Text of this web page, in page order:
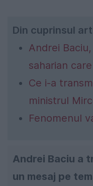
Din cuprinsul
Andrei
saharian
Ce i-a
ministrul
Fenomenul
Andrei Baciu a
un mesaj pe